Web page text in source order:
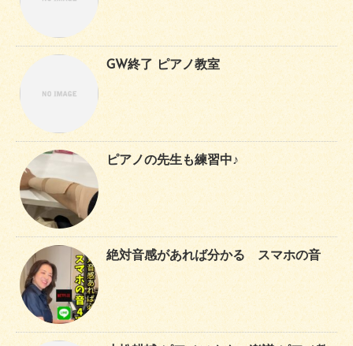
GW終了 ピアノ教室
ピアノの先生も練習中♪
絶対音感があれば分かる スマホの音